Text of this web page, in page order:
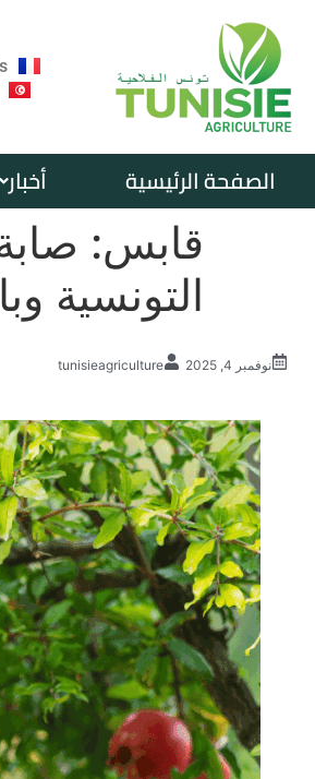
الصفحة الرئيسية أخبار
قابس:
التونسية
نوفمبر 4, 2025 tunisieagriculture